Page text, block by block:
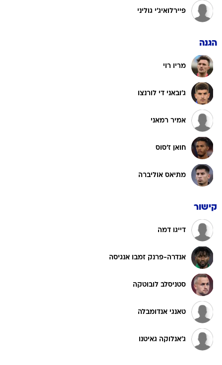
פיירלואיג'י גוליני
הגנה
מריו רוי
ג'ובאני די לורנצו
אמיר רמאני
חואן ז'סוס
מתיאס אוליברה
קישור
דייגו דמה
אנדרה-פרנק זמבו אנגיסה
סטניסלב לובוטקה
טאנגי אנדומבלה
ג'אנלוקה גאיטנו